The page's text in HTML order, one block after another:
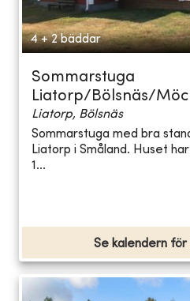
4 + 2 bäddar
Sommarstuga
Liatorp/Bölsnäs/
Liatorp, Bölsnäs
Sommarstuga med bra
Liatorp i Småland. Huset
1...
Se kalendern för